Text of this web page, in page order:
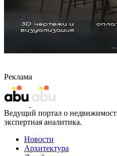
Реклама
Ведущий портал о
экспертная аналитика.
Новости
Архитектура